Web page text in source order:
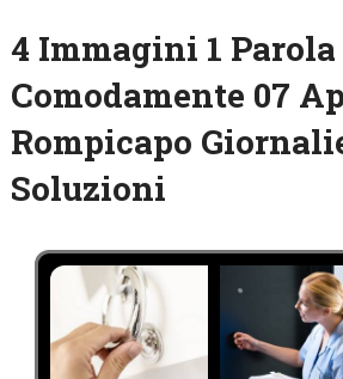
4 Immagini 1
Comodamente 07
Rompicapo
Soluzioni